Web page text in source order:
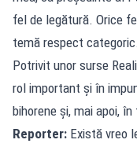
fel de legătură. Orice
temă respect categoric.
Potrivit unor surse
rol important și în
bihorene și, mai apoi,
Reporter: Există vreo